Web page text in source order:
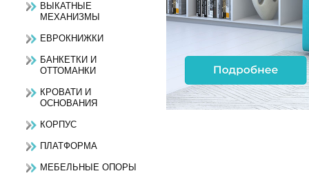
ВЫКАТНЫЕ
МЕХАНИЗМЫ
ЕВРОКНИЖКИ
БАНКЕТКИ И
ОТТОМАНКИ
КРОВАТИ И
ОСНОВАНИЯ
КОРПУС
ПЛАТФОРМА
МЕБЕЛЬНЫЕ ОПОРЫ